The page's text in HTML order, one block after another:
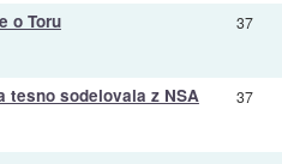
o Toru 37
tesno sodelovala z NSA 37